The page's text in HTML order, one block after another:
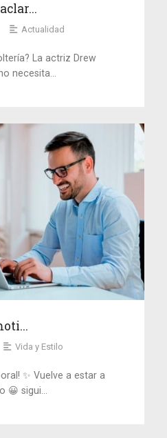
Actualidad
La actriz Drew
necesita...
Vida y Estilo
✨ Vuelve a estar a
sigui...